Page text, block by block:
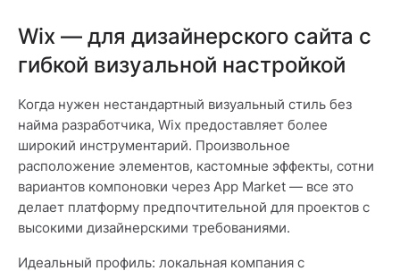
Wix — для дизайнерского сайта с
гибкой визуальной настройкой
Когда нужен нестандартный визуальный стиль без
найма разработчика, Wix предоставляет более
широкий инструментарий. Произвольное
расположение элементов, кастомные эффекты, сотни
вариантов компоновки через App Market — все это
делает платформу предпочтительной для проектов с
высокими дизайнерскими требованиями.
Идеальный профиль: локальная компания с